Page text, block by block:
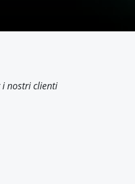
i nostri clienti